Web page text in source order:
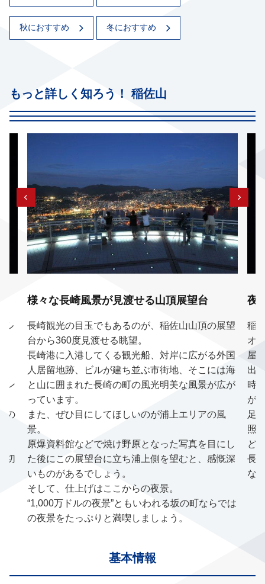
秋におすすめ 冬におすすめ
もっと詳しく知ろう！ 稲佐山
ル
ン
の
切
様々な長崎風景が見渡せる山頂展望台
長崎観光の目玉でもあるのが、稲佐山山頂の展望
台から360度見渡せる眺望。
長崎港に入港してくる観光船、対岸に広がる外国
人居留地跡、ビルが建ち並ぶ市街地、そこには海
と山に囲まれた長崎の町の風光明美な風景が広が
っています。
また、ぜひ目にしてほしいのが浦上エリアの風
景。
原爆資料館などで焼け野原となった写真を目にし
た後にこの展望台に立ち浦上側を望むと、感慨深
いものがあるでしょう。
そして、仕上げはここからの夜景。
“1,000万ドルの夜景”ともいわれる坂の町ならでは
の夜景をたっぷりと満喫しましょう。
夜
稲
オ
屋
出
時
が
足
照
ど
長
な
基本情報